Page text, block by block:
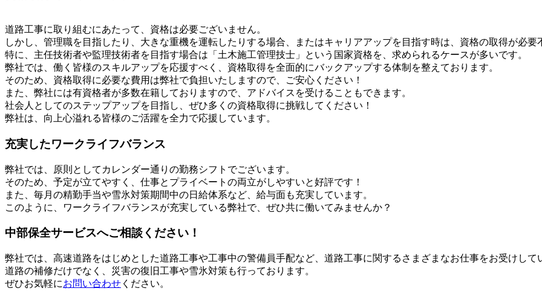
道路工事に取り組むにあたって、資格は必要ございません。
しかし、管理職を目指したり、大きな重機を運転したりする場合、またはキャリアアップを目指す時は、資格の取得が必要
特に、主任技術者や監理技術者を目指す場合は「土木施工管理技士」という国家資格を、求められるケースが多いです。
弊社では、働く皆様のスキルアップを応援すべく、資格取得を全面的にバックアップする体制を整えております。
そのため、資格取得に必要な費用は弊社で負担いたしますので、ご安心ください！
また、弊社には有資格者が多数在籍しておりますので、アドバイスを受けることもできます。
社会人としてのステップアップを目指し、ぜひ多くの資格取得に挑戦してください！
弊社は、向上心溢れる皆様のご活躍を全力で応援しています。
充実したワークライフバランス
弊社では、原則としてカレンダー通りの勤務シフトでございます。
そのため、予定が立てやすく、仕事とプライベートの両立がしやすいと好評です！
また、毎月の精勤手当や雪氷対策期間中の日給体系など、給与面も充実しています。
このように、ワークライフバランスが充実している弊社で、ぜひ共に働いてみませんか？
中部保全サービスへご相談ください！
弊社では、高速道路をはじめとした道路工事や工事中の警備員手配など、道路工事に関するさまざまなお仕事をお受けして
道路の補修だけでなく、災害の復旧工事や雪氷対策も行っております。
ぜひお気軽にお問い合わせ ください。